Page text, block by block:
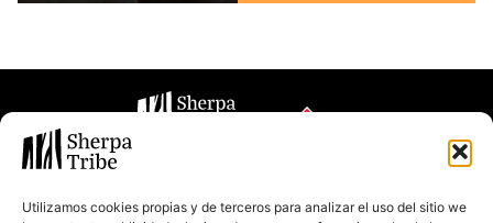
Utilizamos cookies propias y de terceros para analizar el uso del sitio we